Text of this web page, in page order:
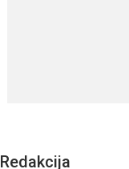
Redakcija